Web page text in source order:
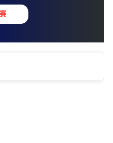
3 :
完赛